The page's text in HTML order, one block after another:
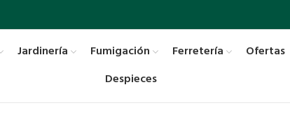
Jardinería Fumigación Ferretería
Ofertas
Despieces